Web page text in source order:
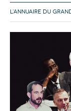
L’ANNUAIRE DU